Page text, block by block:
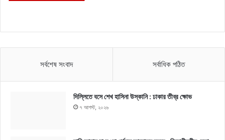
সর্বশেষ সংবাদ সর্বাধিক পঠিত
দিল্লিতে বসে শেখ হাসিনা উস্কানি : ঢাকার তীব্র ক্ষোভ
৭ আগস্ট, ২০২৬